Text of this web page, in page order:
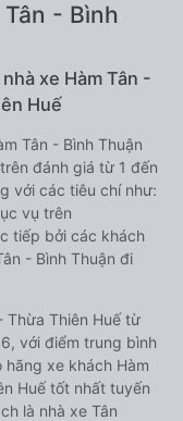
- Bình
xe Hàm Tân -
Huế
Tân - Bình Thuận
đánh giá từ 1 đến
với các tiêu chí như:
vụ trên
tiếp bởi các khách
- Bình Thuận đi
Thừa Thiên Huế từ
với điểm trung bình
xe khách Hàm
Huế tốt nhất tuyến
là nhà xe Tân